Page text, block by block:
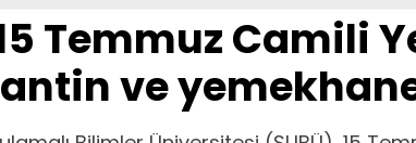
Temmuz Camili
ve